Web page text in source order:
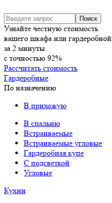
Узнайте честную стоимость
вашего шкафа или гардеробной
за 2 минуты
с точностью 92%
Рассчитать стоимость
Гардеробные
По назначению
В прихожую
В спальню
Встраиваемые
Встраиваемые угловые
Гардеробная купе
С подсветкой
Угловые
Кухни